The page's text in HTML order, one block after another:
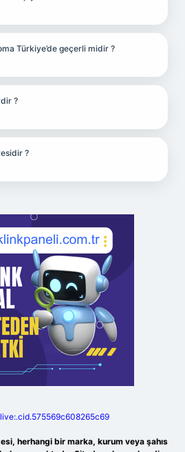
Türkiye’de geçerli midir ?
?
?
herhangi bir marka, kurum veya şahıs